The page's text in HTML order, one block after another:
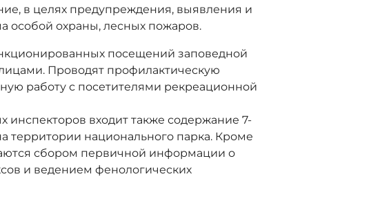
в целях предупреждения, выявления и
охраны, лесных пожаров.
посещений заповедной
Проводят профилактическую
работу с посетителями рекреационной
инспекторов входит также содержание 7-
территории национального парка. Кроме
сбором первичной информации о
и ведением фенологических